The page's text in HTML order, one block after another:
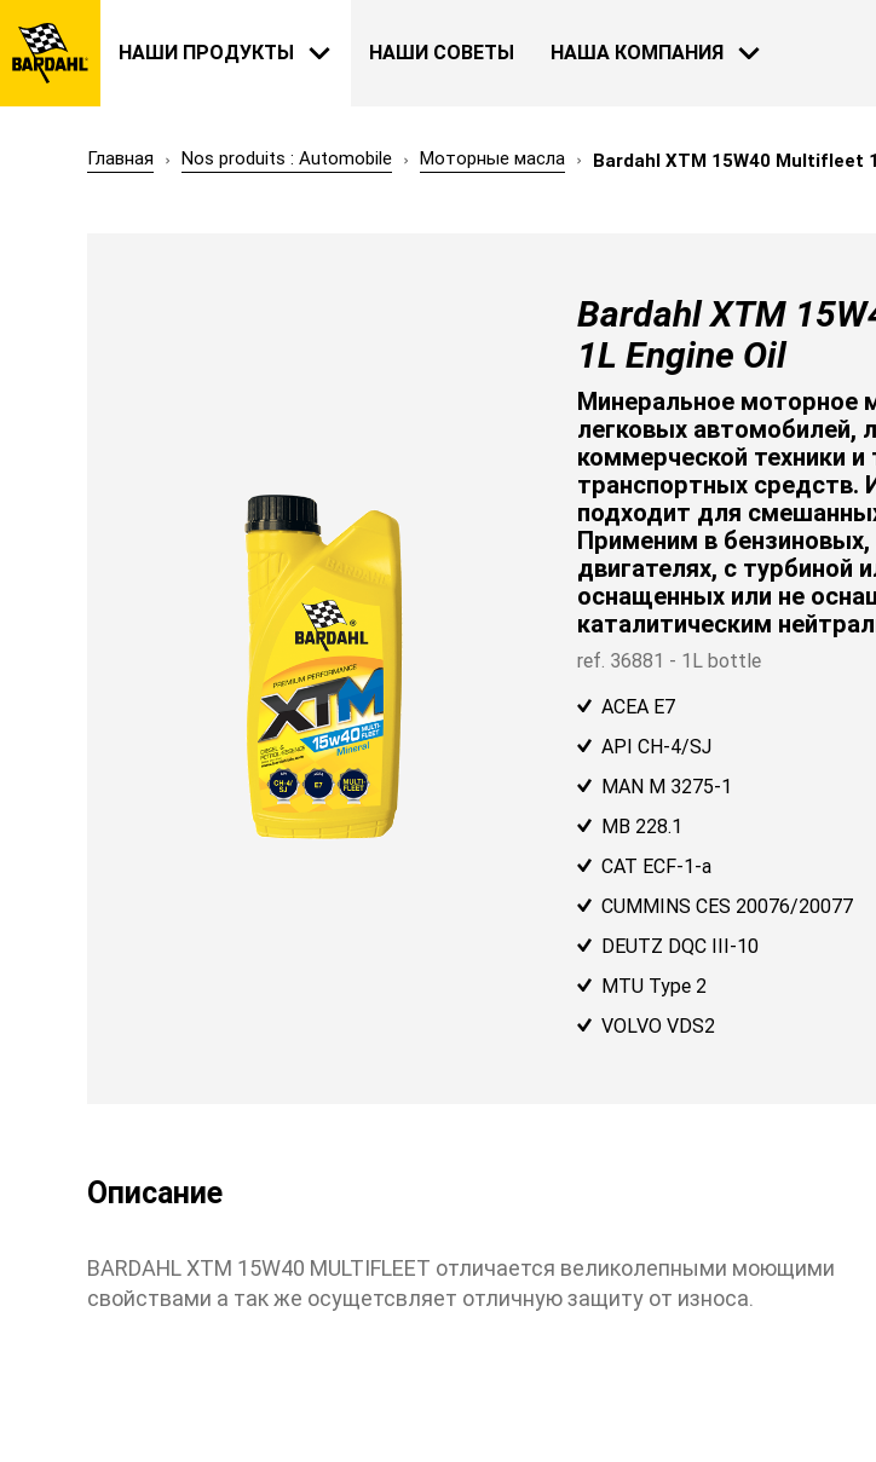
НАШИ ПРОДУКТЫ
ВОДНЫЙ ТРАСПОРТ
НАШИ ЛАКОМСТВА
автомобиля
НАШИ СОВЕТЫ НАША КОМПАНИЯ
СМОТРЕТЬ ВСЕ
Главная Nos produits : Automobile Моторные масла Bardahl XTM 15W40 Multifleet
Bardahl XTM
1L Engine Oil
ref. 36881 - 1L bottle
Минеральное моторное
легковых автомобилей,
коммерческой техники
транспортных средств.
подходит для
Применим в бензиновых,
двигателях, с турбиной
оснащенных или не
каталитическим
ACEA E7
API CH-4/SJ
MAN M 3275-1
MB 228.1
CAT ECF-1-a
CUMMINS CES 20076/20077
DEUTZ DQC III-10
MTU Type 2
VOLVO VDS2
Описание
BARDAHL XTM 15W40 MULTIFLEET отличается великолепными моющими
свойствами а так же осущетсвляет отличную защиту от износа.